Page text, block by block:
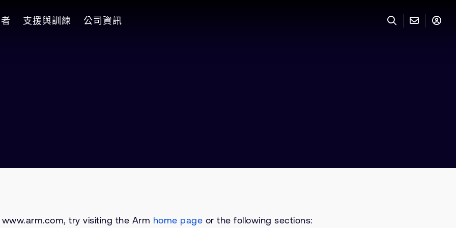
支援與訓練 公司資訊
try visiting the Arm home page or the following sections: